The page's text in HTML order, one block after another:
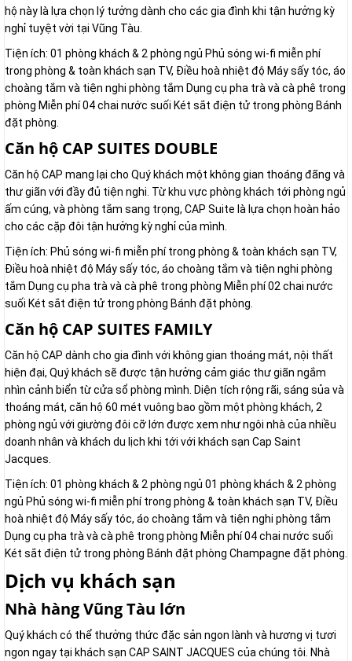
hộ này là lựa chọn lý tưởng dành cho các gia đình khi tận hưởng kỳ
nghỉ tuyệt vời tại Vũng Tàu.
Tiện ích: 01 phòng khách & 2 phòng ngủ Phủ sóng wi-fi miễn phí
trong phòng & toàn khách sạn TV, Điều hoà nhiệt độ Máy sấy tóc, áo
choàng tắm và tiện nghi phòng tắm Dụng cụ pha trà và cà phê trong
phòng Miễn phí 04 chai nước suối Két sắt điện tử trong phòng Bánh
đặt phòng.
Căn hộ CAP SUITES DOUBLE
Căn hộ CAP mang lại cho Quý khách một không gian thoáng đãng và
thư giãn với đầy đủ tiện nghi. Từ khu vực phòng khách tới phòng ngủ
ấm cúng, và phòng tắm sang trọng, CAP Suite là lựa chọn hoàn hảo
cho các cặp đôi tận hưởng kỳ nghỉ của mình.
Tiện ích: Phủ sóng wi-fi miễn phí trong phòng & toàn khách sạn TV,
Điều hoà nhiệt độ Máy sấy tóc, áo choàng tắm và tiện nghi phòng
tắm Dụng cụ pha trà và cà phê trong phòng Miễn phí 02 chai nước
suối Két sắt điện tử trong phòng Bánh đặt phòng.
Căn hộ CAP SUITES FAMILY
Căn hộ CAP dành cho gia đình với không gian thoáng mát, nội thất
hiện đại, Quý khách sẽ được tận hưởng cảm giác thư giãn ngắm
nhìn cảnh biển từ cửa sổ phòng mình. Diện tích rộng rãi, sáng sủa và
thoáng mát, căn hộ 60 mét vuông bao gồm một phòng khách, 2
phòng ngủ với giường đôi cỡ lớn được xem như ngôi nhà của nhiều
doanh nhân và khách du lịch khi tới với khách sạn Cap Saint
Jacques.
Tiện ích: 01 phòng khách & 2 phòng ngủ 01 phòng khách & 2 phòng
ngủ Phủ sóng wi-fi miễn phí trong phòng & toàn khách sạn TV, Điều
hoà nhiệt độ Máy sấy tóc, áo choàng tắm và tiện nghi phòng tắm
Dụng cụ pha trà và cà phê trong phòng Miễn phí 04 chai nước suối
Két sắt điện tử trong phòng Bánh đặt phòng Champagne đặt phòng.
Dịch vụ khách sạn
Nhà hàng Vũng Tàu lớn
Quý khách có thể thưởng thức đặc sản ngon lành và hương vị tươi
ngon ngay tại khách sạn CAP SAINT JACQUES của chúng tôi. Nhà